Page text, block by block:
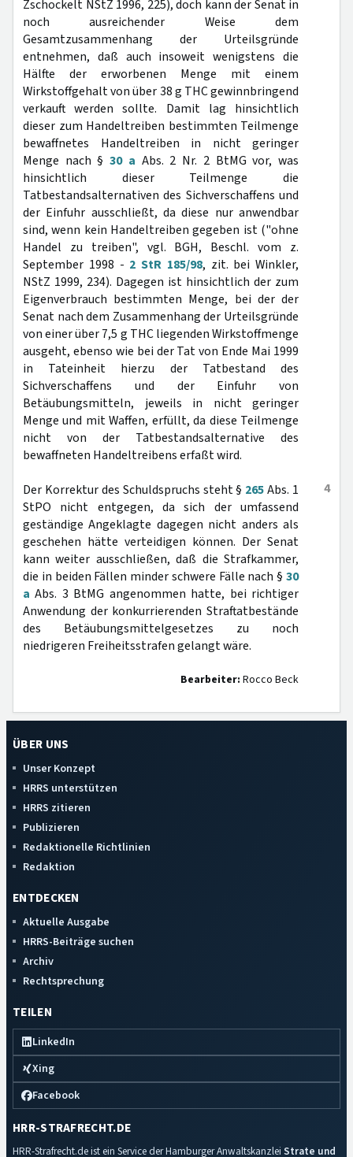
Zschockelt NStZ 1996, 225), doch kann der Senat in
noch ausreichender Weise dem
Gesamtzusammenhang der Urteilsgründe
entnehmen, daß auch insoweit wenigstens die
Hälfte der erworbenen Menge mit einem
Wirkstoffgehalt von über 38 g THC gewinnbringend
verkauft werden sollte. Damit lag hinsichtlich
dieser zum Handeltreiben bestimmten Teilmenge
bewaffnetes Handeltreiben in nicht geringer
Menge nach §30 a Abs. 2 Nr. 2 BtMG vor, was
hinsichtlich dieser Teilmenge die
Tatbestandsalternativen des Sichverschaffens und
der Einfuhr ausschließt, da diese nur anwendbar
sind, wenn kein Handeltreiben gegeben ist ("ohne
Handel zu treiben", vgl. BGH, Beschl. vom z.
September 1998 - 2 StR 185/98, zit. bei Winkler,
NStZ 1999, 234). Dagegen ist hinsichtlich der zum
Eigenverbrauch bestimmten Menge, bei der der
Senat nach dem Zusammenhang der Urteilsgründe
von einer über 7,5 g THC liegenden Wirkstoffmenge
ausgeht, ebenso wie bei der Tat von Ende Mai 1999
in Tateinheit hierzu der Tatbestand des
Sichverschaffens und der Einfuhr von
Betäubungsmitteln, jeweils in nicht geringer
Menge und mit Waffen, erfüllt, da diese Teilmenge
nicht von der Tatbestandsalternative des
bewaffneten Handeltreibens erfaßt wird.
4
Der Korrektur des Schuldspruchs steht § 265Abs. 1
StPO nicht entgegen, da sich der umfassend
geständige Angeklagte dagegen nicht anders als
geschehen hätte verteidigen können. Der Senat
kann weiter ausschließen, daß die Strafkammer,
die in beiden Fällen minder schwere Fälle nach § 30
a Abs. 3 BtMG angenommen hatte, bei richtiger
Anwendung der konkurrierenden Straftatbestände
des Betäubungsmittelgesetzes zu noch
niedrigeren Freiheitsstrafen gelangt wäre.
Bearbeiter: Rocco Beck
ÜBER UNS
Unser Konzept
HRRS unterstützen
HRRS zitieren
Publizieren
Redaktionelle Richtlinien
Redaktion
ENTDECKEN
Aktuelle Ausgabe
HRRS-Beiträge suchen
Archiv
Rechtsprechung
TEILEN
LinkedIn
Xing
Facebook
HRR-STRAFRECHT.DE
HRR-Strafrecht.de ist ein Service der Hamburger Anwaltskanzlei Strate und